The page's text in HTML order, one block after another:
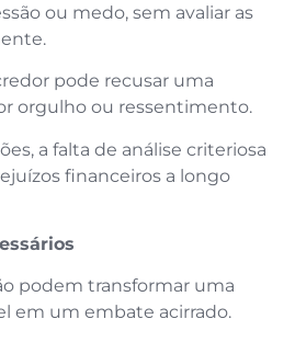
ou medo, sem avaliar as
pode recusar uma
orgulho ou ressentimento.
a falta de análise criteriosa
financeiros a longo
podem transformar uma
em um embate acirrado.